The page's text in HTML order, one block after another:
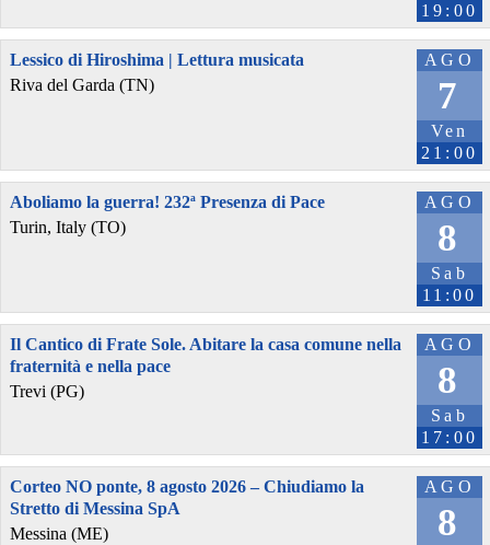
19:00
AGO
7
Ven
21:00
Lessico di Hiroshima | Lettura musicata
Riva del Garda (TN)
AGO
8
Sab
11:00
Aboliamo la guerra! 232ª Presenza di Pace
Turin, Italy (TO)
AGO
8
Sab
17:00
Il Cantico di Frate Sole. Abitare la casa comune nella
fraternità e nella pace
Trevi (PG)
AGO
8
Corteo NO ponte, 8 agosto 2026 – Chiudiamo la
Stretto di Messina SpA
Messina (ME)